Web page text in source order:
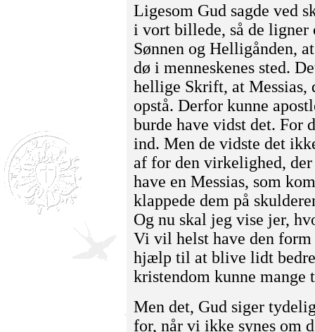
Ligesom Gud sagde ved
i vort billede, så de ligner
Sønnen og Helligånden,
dø i menneskenes sted.
hellige Skrift, at Messias,
opstå. Derfor kunne
burde have vidst det. For
ind. Men de vidste det
af for den virkelighed,
have en Messias, som
klappede dem på
Og nu skal jeg vise jer,
Vi vil helst have den
hjælp til at blive lidt
kristendom kunne mange
Men det, Gud siger
for, når vi ikke synes om